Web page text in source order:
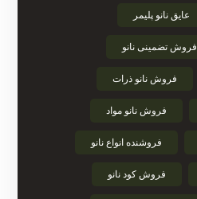
عایق نانو پلیمر
فروش تضمینی نانو
فروش نانو ذرات
فروش نانو مواد
فروشنده انواع نانو
فروش کود نانو